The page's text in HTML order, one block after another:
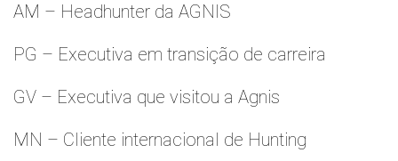
AM – Headhunter da AGNIS
PG – Executiva em transição de carreira
GV – Executiva que visitou a Agnis
MN – Cliente internacional de Hunting